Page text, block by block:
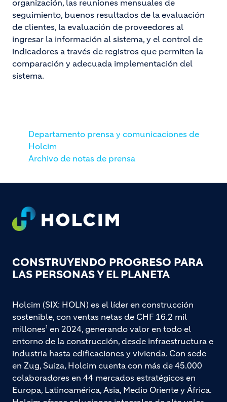
organización, las reuniones mensuales de
seguimiento, buenos resultados de la evaluación
de clientes, la evaluación de proveedores al
ingresar la información al sistema, y el control de
indicadores a través de registros que permiten la
comparación y adecuada implementación del
sistema.
Departamento prensa y comunicaciones de
Holcim
Archivo de notas de prensa
Footer
CONSTRUYENDO PROGRESO PARA
LAS PERSONAS Y EL PLANETA
Holcim (SIX: HOLN) es el líder en construcción
sostenible, con ventas netas de CHF 16.2 mil
millones¹ en 2024, generando valor en todo el
entorno de la construcción, desde infraestructura e
industria hasta edificaciones y vivienda. Con sede
en Zug, Suiza, Holcim cuenta con más de 45.000
colaboradores en 44 mercados estratégicos en
Europa, Latinoamérica, Asia, Medio Oriente y África.